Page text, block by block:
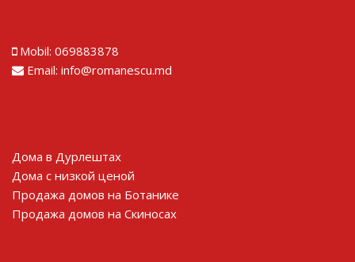
Mobil: 069883878
Email: info@romanescu.md
Дома в Дурлештах
Дома с низкой ценой
Продажа домов на Ботанике
Продажа домов на Скиносах